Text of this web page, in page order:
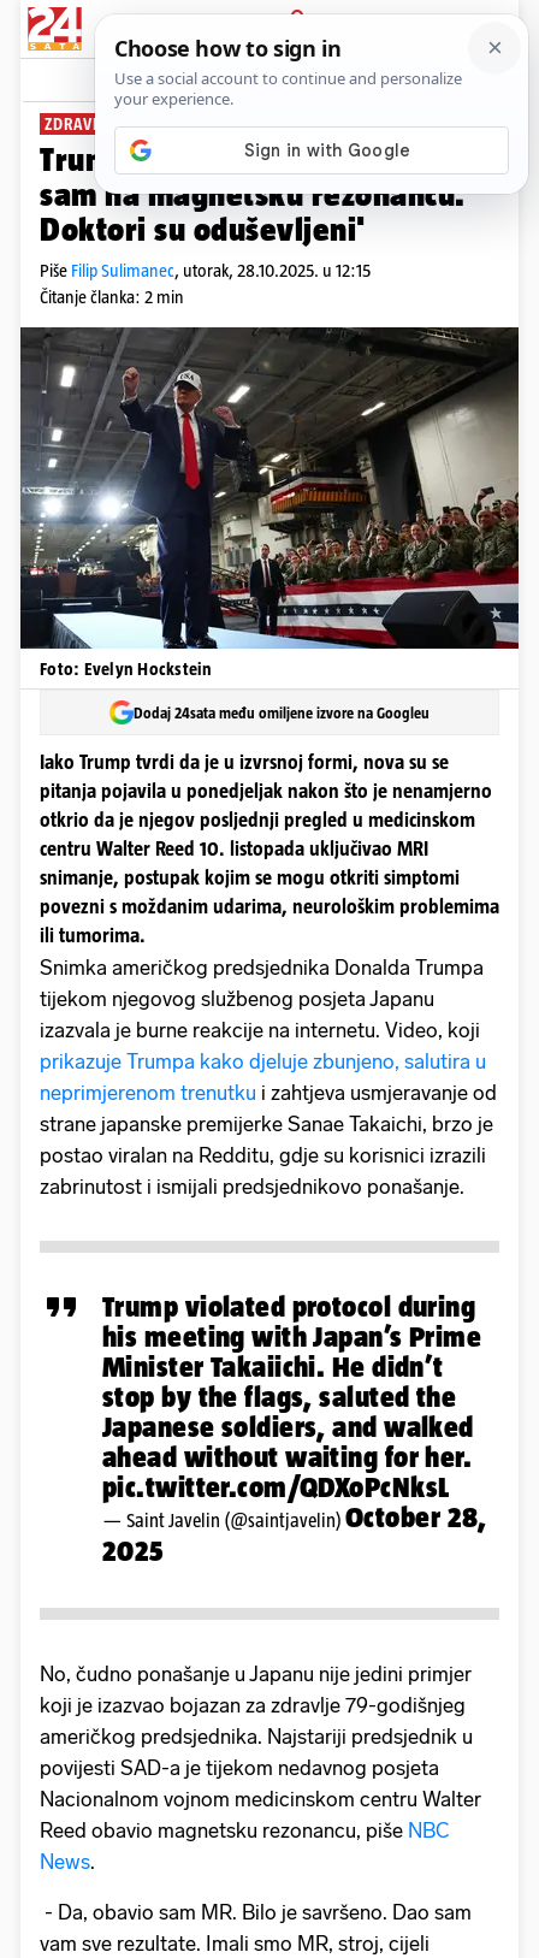
PRIJAVA
News Komentari
ZDRAVLJE PREDSJEDNIKA
Trump: 'Nisam bolestan. Išao
sam na magnetsku rezonancu.
Doktori su oduševljeni'
Piše Filip Sulimanec, utorak, 28.10.2025. u 12:15
Čitanje članka: 2 min
Foto: Evelyn Hockstein
Dodaj 24sata među omiljene izvore na Googleu
Iako Trump tvrdi da je u izvrsnoj formi, nova su se
pitanja pojavila u ponedjeljak nakon što je nenamjerno
otkrio da je njegov posljednji pregled u medicinskom
centru Walter Reed 10. listopada uključivao MRI
snimanje, postupak kojim se mogu otkriti simptomi
povezni s moždanim udarima, neurološkim problemima
ili tumorima.
Snimka američkog predsjednika Donalda Trumpa
tijekom njegovog službenog posjeta Japanu
izazvala je burne reakcije na internetu. Video, koji
prikazuje Trumpa kako djeluje zbunjeno, salutira u
neprimjerenom trenutku i zahtjeva usmjeravanje od
strane japanske premijerke Sanae Takaichi, brzo je
postao viralan na Redditu, gdje su korisnici izrazili
zabrinutost i ismijali predsjednikovo ponašanje.
Trump violated protocol during
his meeting with Japan’s Prime
Minister Takaiichi. He didn’t
stop by the flags, saluted the
Japanese soldiers, and walked
ahead without waiting for her.
pic.twitter.com/QDXoPcNksL
— Saint Javelin (@saintjavelin) October 28,
2025
No, čudno ponašanje u Japanu nije jedini primjer
koji je izazvao bojazan za zdravlje 79-godišnjeg
američkog predsjednika. Najstariji predsjednik u
povijesti SAD-a je tijekom nedavnog posjeta
Nacionalnom vojnom medicinskom centru Walter
Reed obavio magnetsku rezonancu, piše NBC
News.
- Da, obavio sam MR. Bilo je savršeno. Dao sam
vam sve rezultate. Imali smo MR, stroj, cijeli